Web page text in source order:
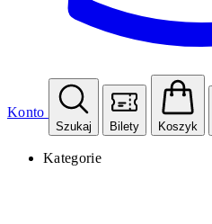
Konto
Szukaj Bilety Koszyk
Kategorie